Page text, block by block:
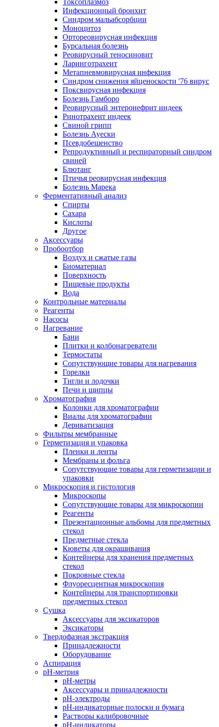
Токсоплазмоз
Инфекционный бронхит
Синдром мальабсорбции
Моноцитоз
Ортореовирусная инфекция
Бурсальная болезнь
Реовирусный теносиновит
Ларинготрахеит
Метапневмовирусная инфекция
Синдром снижения яйценоскости '76 вирус
Поксвирусная инфекция
Болезнь Гамборо
Реовирусный энтеронефрит индеек
Ринотрахеит индеек
Свиной грипп
Болезнь Ауески
Псевдобешенство
Репродуктивный и респираторный синдром
свиней
Блютанг
Птичья реовирусная инфекция
Болезнь Марека
Ферментативный анализ
Спирты
Сахара
Кислоты
Другое
Аксессуары
Пробоотбор
Воздух и сжатые газы
Биоматериал
Поверхность
Пищевые продукты
Вода
Контрольные материалы
Реагенты
Насосы
Нагревание
Бани
Плитки и колбонагреватели
Термостаты
Сопутствующие товары для нагревания
Горелки
Тигли и лодочки
Печи и щипцы
Хроматография
Колонки для хроматографии
Виалы для хроматографии
Дериватизация
Фильтры мембранные
Герметизация и упаковка
Пленки и ленты
Мембраны и фольга
Сопутствующие товары для герметизации и
упаковки
Микроскопия и гистология
Микроскопы
Сопутствующие товары для микроскопии
Реагенты
Презентационные альбомы для предметных
стекол
Предметные стекла
Кюветы для окрашивания
Контейнеры для хранения предметных
стекол
Покровные стекла
Флуоресцентная микроскопия
Контейнеры для транспортировки
предметных стекол
Сушка
Аксессуары для эксикаторов
Эксикаторы
Твердофазная экстракция
Принадлежности
Оборудование
Аспирация
pH-метрия
pH-метры
Аксессуары и принадлежности
pH-электроды
pH-индикаторные полоски и бумага
Растворы калибровочные
pH-индикаторы